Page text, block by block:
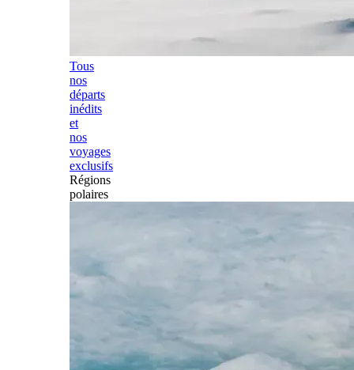
Tous
nos
départs
inédits
et
nos
voyages
exclusifs
Régions
polaires